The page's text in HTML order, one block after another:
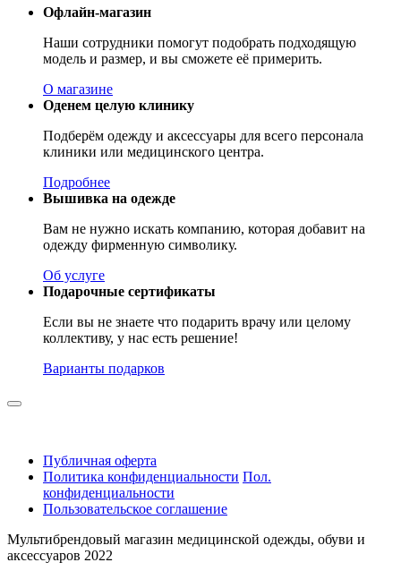
Офлайн-магазин
Наши сотрудники помогут подобрать подходящую
модель и размер, и вы сможете её примерить.
О магазине
Оденем целую клинику
Подберём одежду и аксессуары для всего персонала
клиники или медицинского центра.
Подробнее
Вышивка на одежде
Вам не нужно искать компанию, которая добавит на
одежду фирменную символику.
Об услуге
Подарочные сертификаты
Если вы не знаете что подарить врачу или целому
коллективу, у нас есть решение!
Варианты подарков
Публичная оферта
Политика конфиденциальности Пол.
конфиденциальности
Пользовательское соглашение
Мультибрендовый магазин медицинской одежды, обуви и
аксессуаров 2022